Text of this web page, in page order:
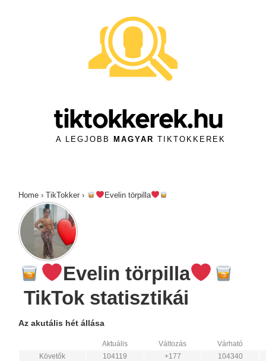
tiktokkerek.hu
A LEGJOBB MAGYAR TIKTOKKEREK
Home › TikTokker › Evelin törpilla
Evelin törpilla
TikTok statisztikái
Az akutális hét állása
Aktuális Változás
Várható
Követők
104119 +177
104340